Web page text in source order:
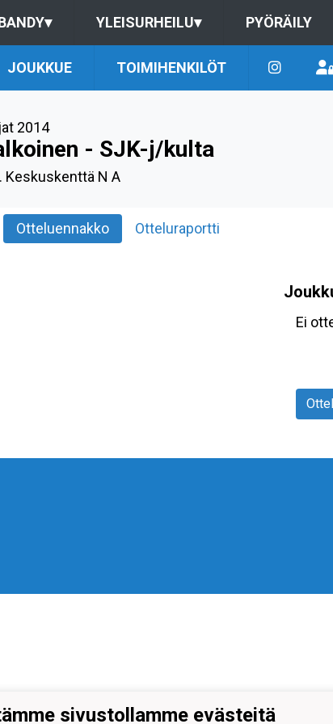
▾ YLEISURHEILU▾ PYÖRÄILY
JOUKKUE TOIMIHENKILÖT
2014
- SJK-j/kulta
Keskuskenttä N A
Otteluennakko Otteluraportti
Ei
sivustollamme evästeitä